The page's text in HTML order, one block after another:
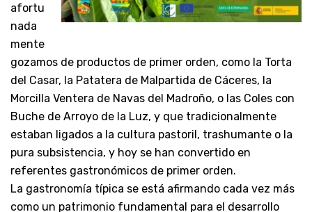
afortu
nada
mente
gozamos de productos de primer orden, como la Torta
del Casar, la Patatera de Malpartida de Cáceres, la
Morcilla Ventera de Navas del Madroño, o las Coles con
Buche de Arroyo de la Luz, y que tradicionalmente
estaban ligados a la cultura pastoril, trashumante o la
pura subsistencia, y hoy se han convertido en
referentes gastronómicos de primer orden.
La gastronomía típica se está afirmando cada vez más
como un patrimonio fundamental para el desarrollo